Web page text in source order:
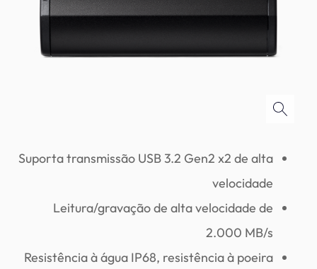
Suporta transmissão USB 3.2 Gen2 x2 de alta
velocidade
Leitura/gravação de alta velocidade de
2.000 MB/s
Resistência à água IP68, resistência à poeira